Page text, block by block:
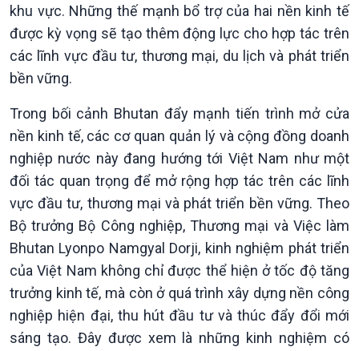
Thời sự 18h
Thời sự 21h30
Bản tin
Chuyên mục
khu vực. Những thế mạnh bổ trợ của hai nền kinh tế
được kỳ vọng sẽ tạo thêm động lực cho hợp tác trên
các lĩnh vực đầu tư, thương mại, du lịch và phát triển
bền vững.
Trong bối cảnh Bhutan đẩy mạnh tiến trình mở cửa
nền kinh tế, các cơ quan quản lý và cộng đồng doanh
nghiệp nước này đang hướng tới Việt Nam như một
đối tác quan trọng để mở rộng hợp tác trên các lĩnh
vực đầu tư, thương mại và phát triển bền vững. Theo
Bộ trưởng Bộ Công nghiệp, Thương mại và Việc làm
Bhutan Lyonpo Namgyal Dorji, kinh nghiệm phát triển
của Việt Nam không chỉ được thể hiện ở tốc độ tăng
trưởng kinh tế, mà còn ở quá trình xây dựng nền công
nghiệp hiện đại, thu hút đầu tư và thúc đẩy đổi mới
sáng tạo. Đây được xem là những kinh nghiệm có